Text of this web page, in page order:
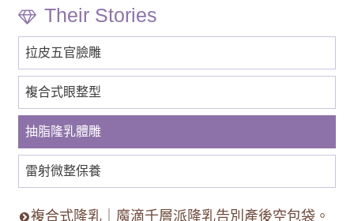
拉皮五官臉雕
複合式眼整型
抽脂隆乳體雕
雷射微整保養
複合式隆乳｜魔滴千層派隆乳告別產後空包袋。